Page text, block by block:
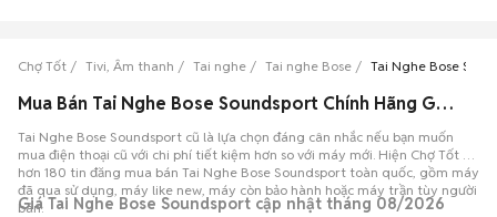
Chợ Tốt Tivi, Âm thanh Tai nghe Tai nghe Bose Tai Nghe Bose
Mua Bán Tai Nghe Bose Soundsport Chính Hãng Giá Rẻ
Tai Nghe Bose Soundsport cũ là lựa chọn đáng cân nhắc nếu bạn muốn
mua điện thoại cũ với chi phí tiết kiệm hơn so với máy mới. Hiện Chợ Tốt có
hơn 180 tin đăng mua bán Tai Nghe Bose Soundsport toàn quốc, gồm máy
đã qua sử dụng, máy like new, máy còn bảo hành hoặc máy trần tùy người
bán.
Giá Tai Nghe Bose Soundsport cập nhật tháng 08/2026